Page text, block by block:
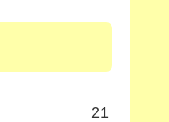
21